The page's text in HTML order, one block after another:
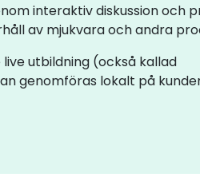
interaktiv diskussion och
av mjukvara och andra
utbildning (också kallad
genomföras lokalt på